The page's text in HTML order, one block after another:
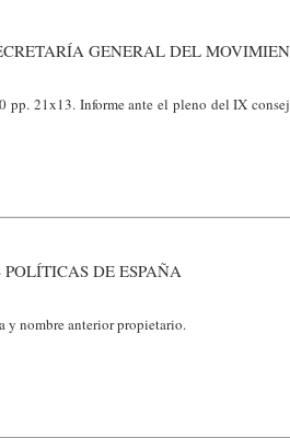
GENERAL DEL
21x13. Informe ante el pleno del IX
DE ESPAÑA
y nombre anterior propietario.